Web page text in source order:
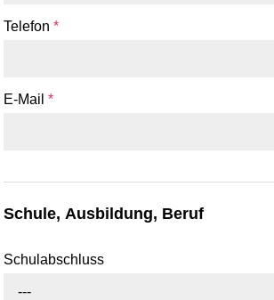
Telefon*
E-Mail*
Schule, Ausbildung, Beruf
Schulabschluss
---